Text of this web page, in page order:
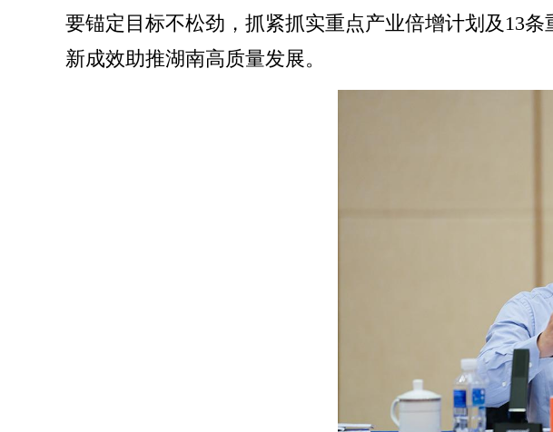
要锚定目标不松劲，抓紧抓实重点产业倍增计划及13
新成效助推湖南高质量发展。